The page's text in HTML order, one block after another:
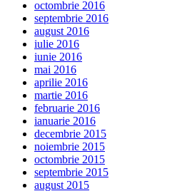
octombrie 2016
septembrie 2016
august 2016
iulie 2016
iunie 2016
mai 2016
aprilie 2016
martie 2016
februarie 2016
ianuarie 2016
decembrie 2015
noiembrie 2015
octombrie 2015
septembrie 2015
august 2015